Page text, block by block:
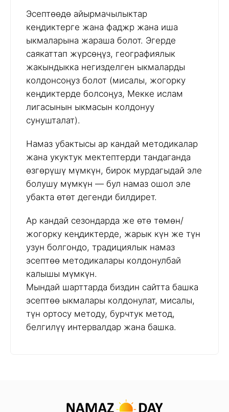
Эсептөөдө айырмачылыктар
кеңдиктерге жана фаджр жана иша
ыкмаларына жараша болот. Эгерде
саякаттап жүрсөңүз, географиялык
жакындыкка негизделген ыкмаларды
колдонсоңуз болот (мисалы, жогорку
кеңдиктерде болсоңуз, Мекке ислам
лигасынын ыкмасын колдонуу
сунушталат).
Намаз убактысы ар кандай методикалар
жана укуктук мектептерди тандаганда
өзгөрүшү мүмкүн, бирок мурдагыдай эле
болушу мүмкүн — бул намаз ошол эле
убакта өтөт дегенди билдирет.
Ар кандай сезондарда же өтө төмөн/
жогорку кеңдиктерде, жарык күн же түн
узун болгондо, традициялык намаз
эсептөө методикалары колдонулбай
калышы мүмкүн.
Мындай шарттарда биздин сайтта башка
эсептөө ыкмалары колдонулат, мисалы,
түн ортосу методу, бурчтук метод,
белгилүү интервалдар жана башка.